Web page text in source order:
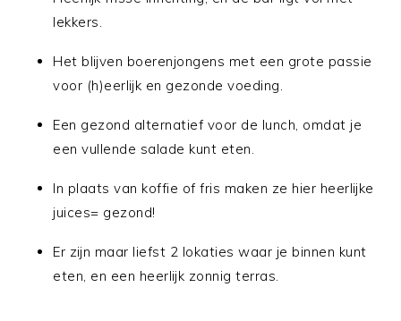
lekkers.
Het blijven boerenjongens met een grote passie
voor (h)eerlijk en gezonde voeding.
Een gezond alternatief voor de lunch, omdat je
een vullende salade kunt eten.
In plaats van koffie of fris maken ze hier heerlijke
juices= gezond!
Er zijn maar liefst 2 lokaties waar je binnen kunt
eten, en een heerlijk zonnig terras.